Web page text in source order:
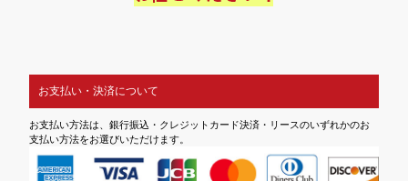
お支払い・決済について
お支払い方法は、銀行振込・クレジットカード決済・リースのいずれかのお
支払い方法をお選びいただけます。